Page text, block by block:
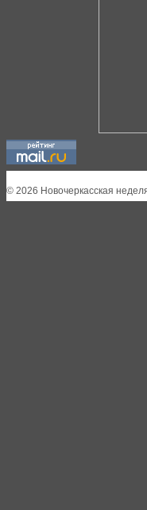
© 2026 Новочеркасская